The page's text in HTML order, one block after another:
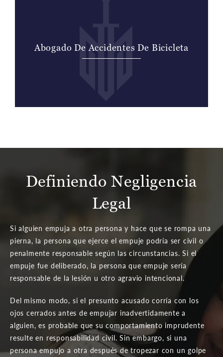
Abogado De Accidentes De Bicicleta
Definiendo Negligencia
Legal
Si alguien empuja a otra persona y hace que se rompa una
pierna, la persona que ejerce el empuje podría ser civil o
penalmente responsable según las circunstancias. Si el
empuje fue deliberado, la persona que empuje sería
responsable de la lesión u otro agravio intencional.
Del mismo modo, si el presunto acusado corría con los
ojos cerrados antes de empujar inadvertidamente a
alguien, es probable que su comportamiento imprudente
resulte en responsabilidad civil. Sin embargo, si una
persona empujo a otra después de tropezar con un golpe